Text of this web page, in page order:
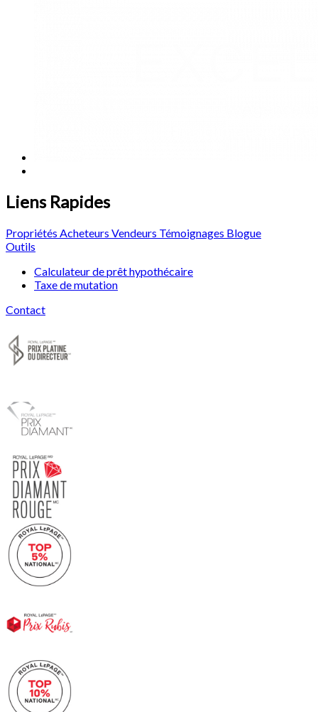
Liens Rapides
Propriétés Acheteurs Vendeurs Témoignages Blogue
Outils
Calculateur de prêt hypothécaire
Taxe de mutation
Contact